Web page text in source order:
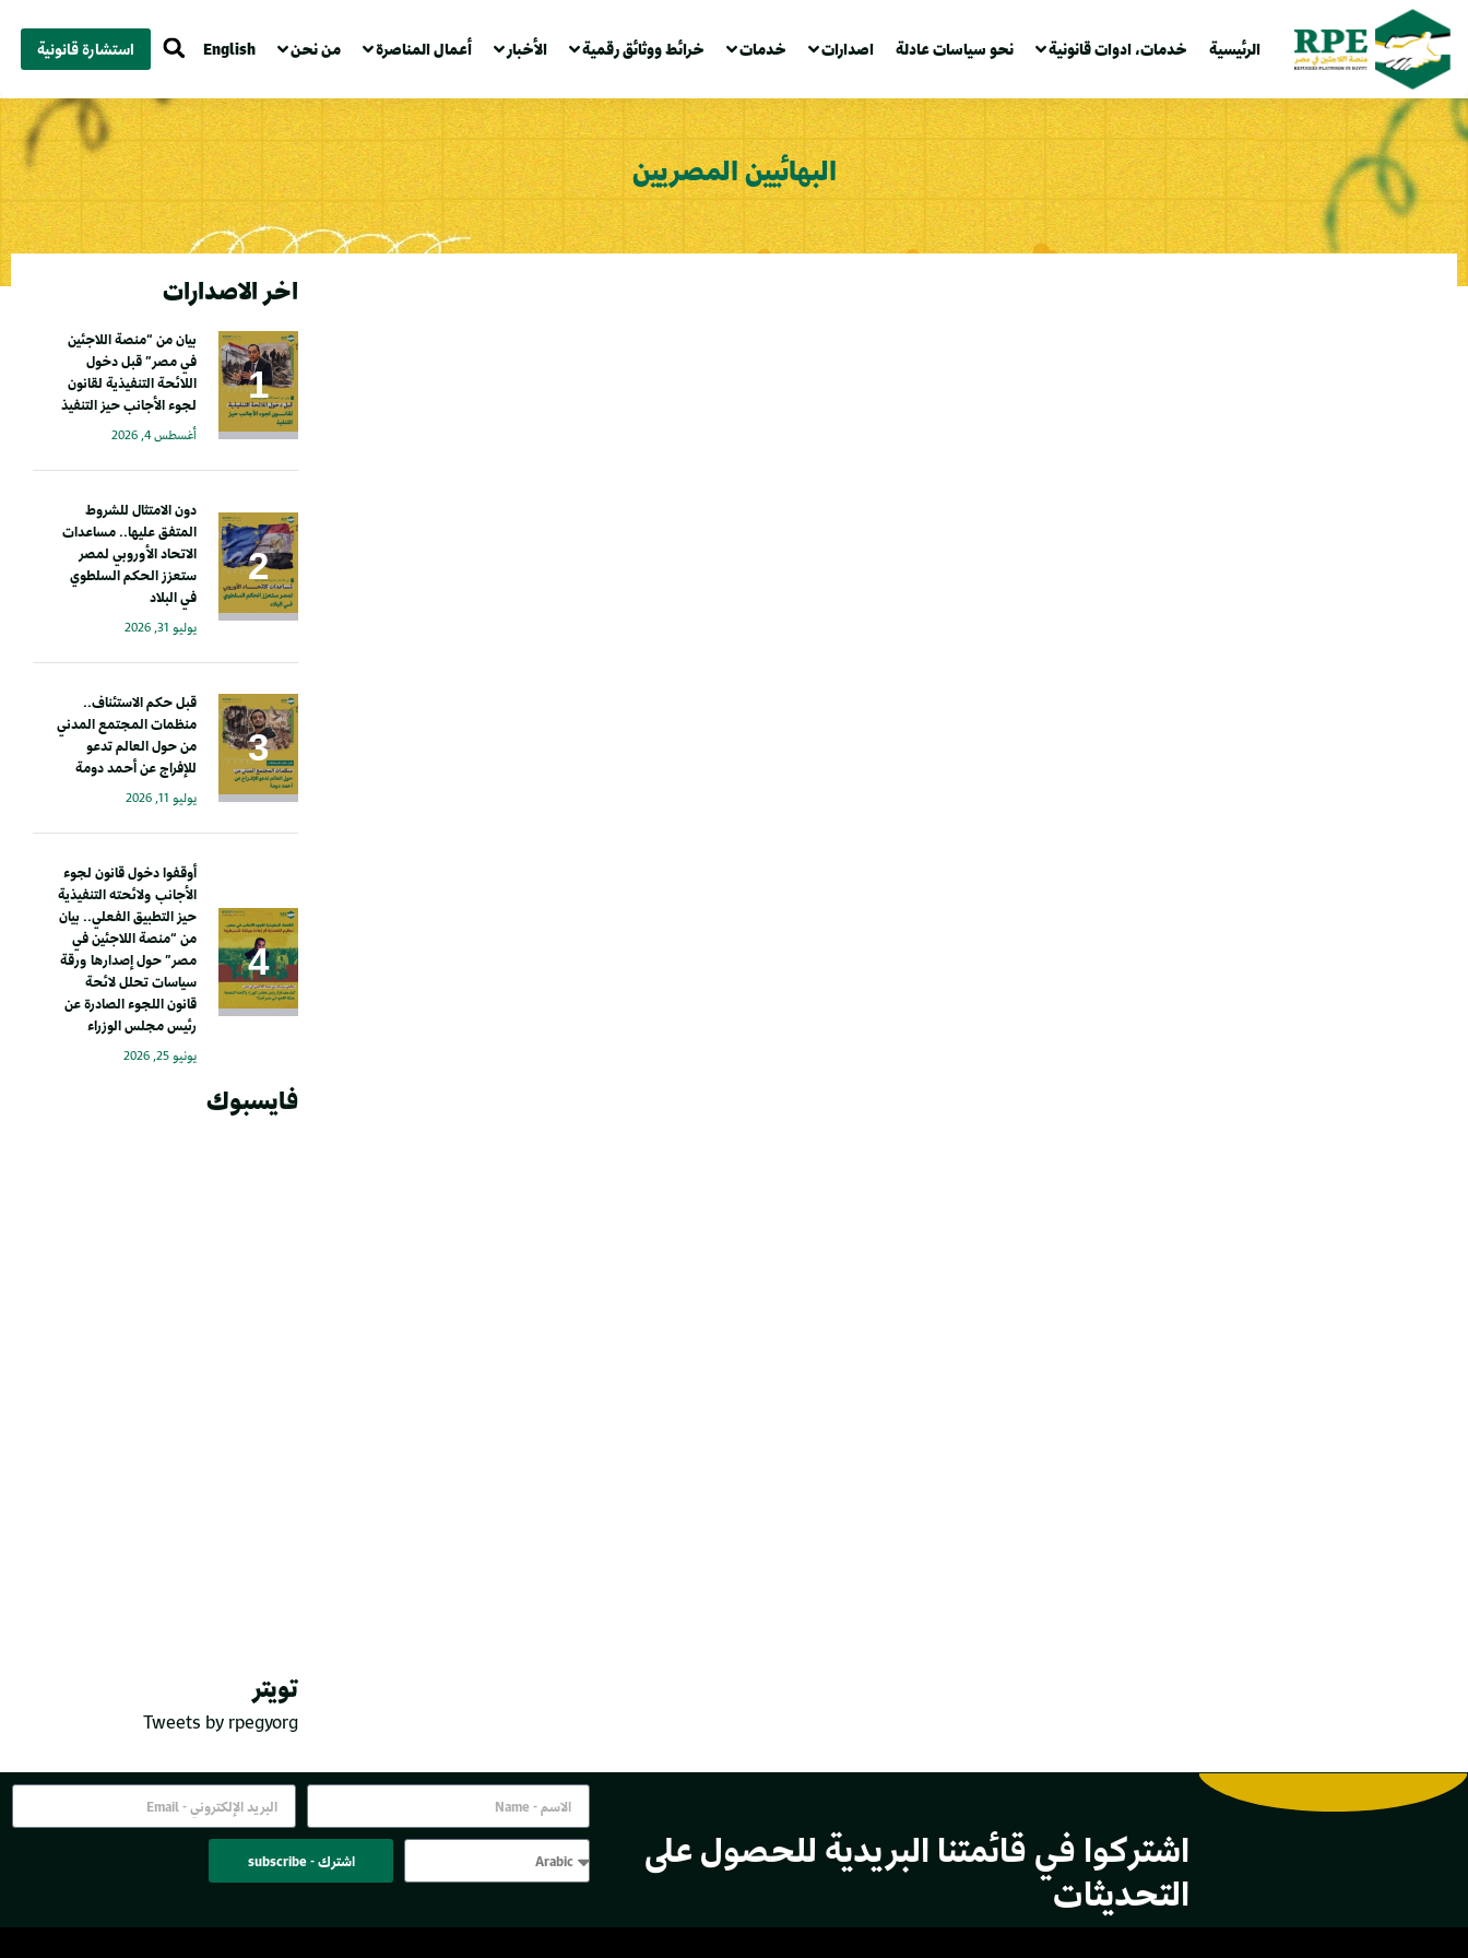
الرئيسية خدمات، ادوات قانونية نحو سياسات عادلة اصدارات خدمات خرائط ووثائق رقمية الأخبار أعمال المناصرة من نحن English استشارة قانونية
البهائيين المصريين
اخر الاصدارات
بيان من “منصة اللاجئين
في مصر” قبل دخول
اللائحة التنفيذية لقانون
لجوء الأجانب حيز التنفيذ
أغسطس 4, 2026
دون الامتثال للشروط
المتفق عليها.. مساعدات
الاتحاد الأوروبي لمصر
ستعزز الحكم السلطوي
في البلاد
يوليو 31, 2026
قبل حكم الاستئناف..
منظمات المجتمع المدني
من حول العالم تدعو
للإفراج عن أحمد دومة
يوليو 11, 2026
أوقفوا دخول قانون لجوء
الأجانب ولائحته التنفيذية
حيز التطبيق الفعلي.. بيان
من “منصة اللاجئين في
مصر” حول إصدارها ورقة
سياسات تحلل لائحة
قانون اللجوء الصادرة عن
رئيس مجلس الوزراء
يونيو 25, 2026
فايسبوك
تويتر
Tweets by rpegyorg
اشتركوا في قائمتنا البريدية للحصول على
التحديثات
اشترك - subscribe